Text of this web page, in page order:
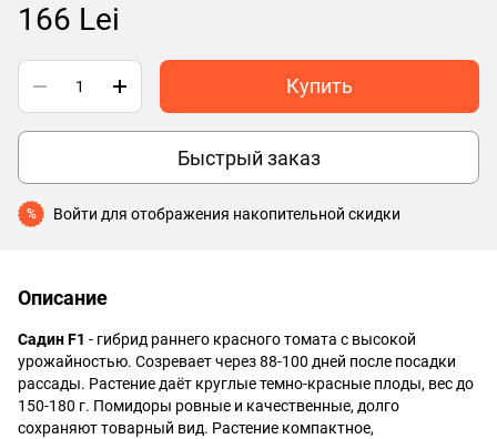
166 Lei
Купить
Быстрый заказ
% Войти для отображения накопительной скидки
Описание
Садин F1 - гибрид раннего красного томата с высокой
урожайностью. Созревает через 88-100 дней после посадки
рассады. Растение даёт круглые темно-красные плоды, вес до
150-180 г. Помидоры ровные и качественные, долго
сохраняют товарный вид. Растение компактное,